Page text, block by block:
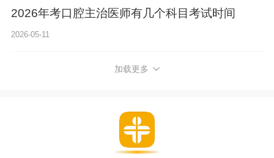
2026年考口腔主治医师有几个科目考试时间
2026-05-11
加载更多